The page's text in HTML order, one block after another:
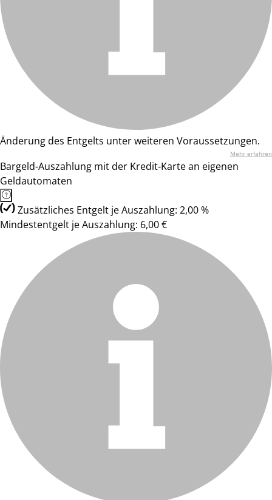
Änderung des Entgelts unter weiteren Voraussetzungen.
Mehr erfahren
Bargeld-Auszahlung mit der Kredit-Karte an eigenen
Geldautomaten
Zusätzliches Entgelt je Auszahlung: 2,00 %
Mindestentgelt je Auszahlung: 6,00 €